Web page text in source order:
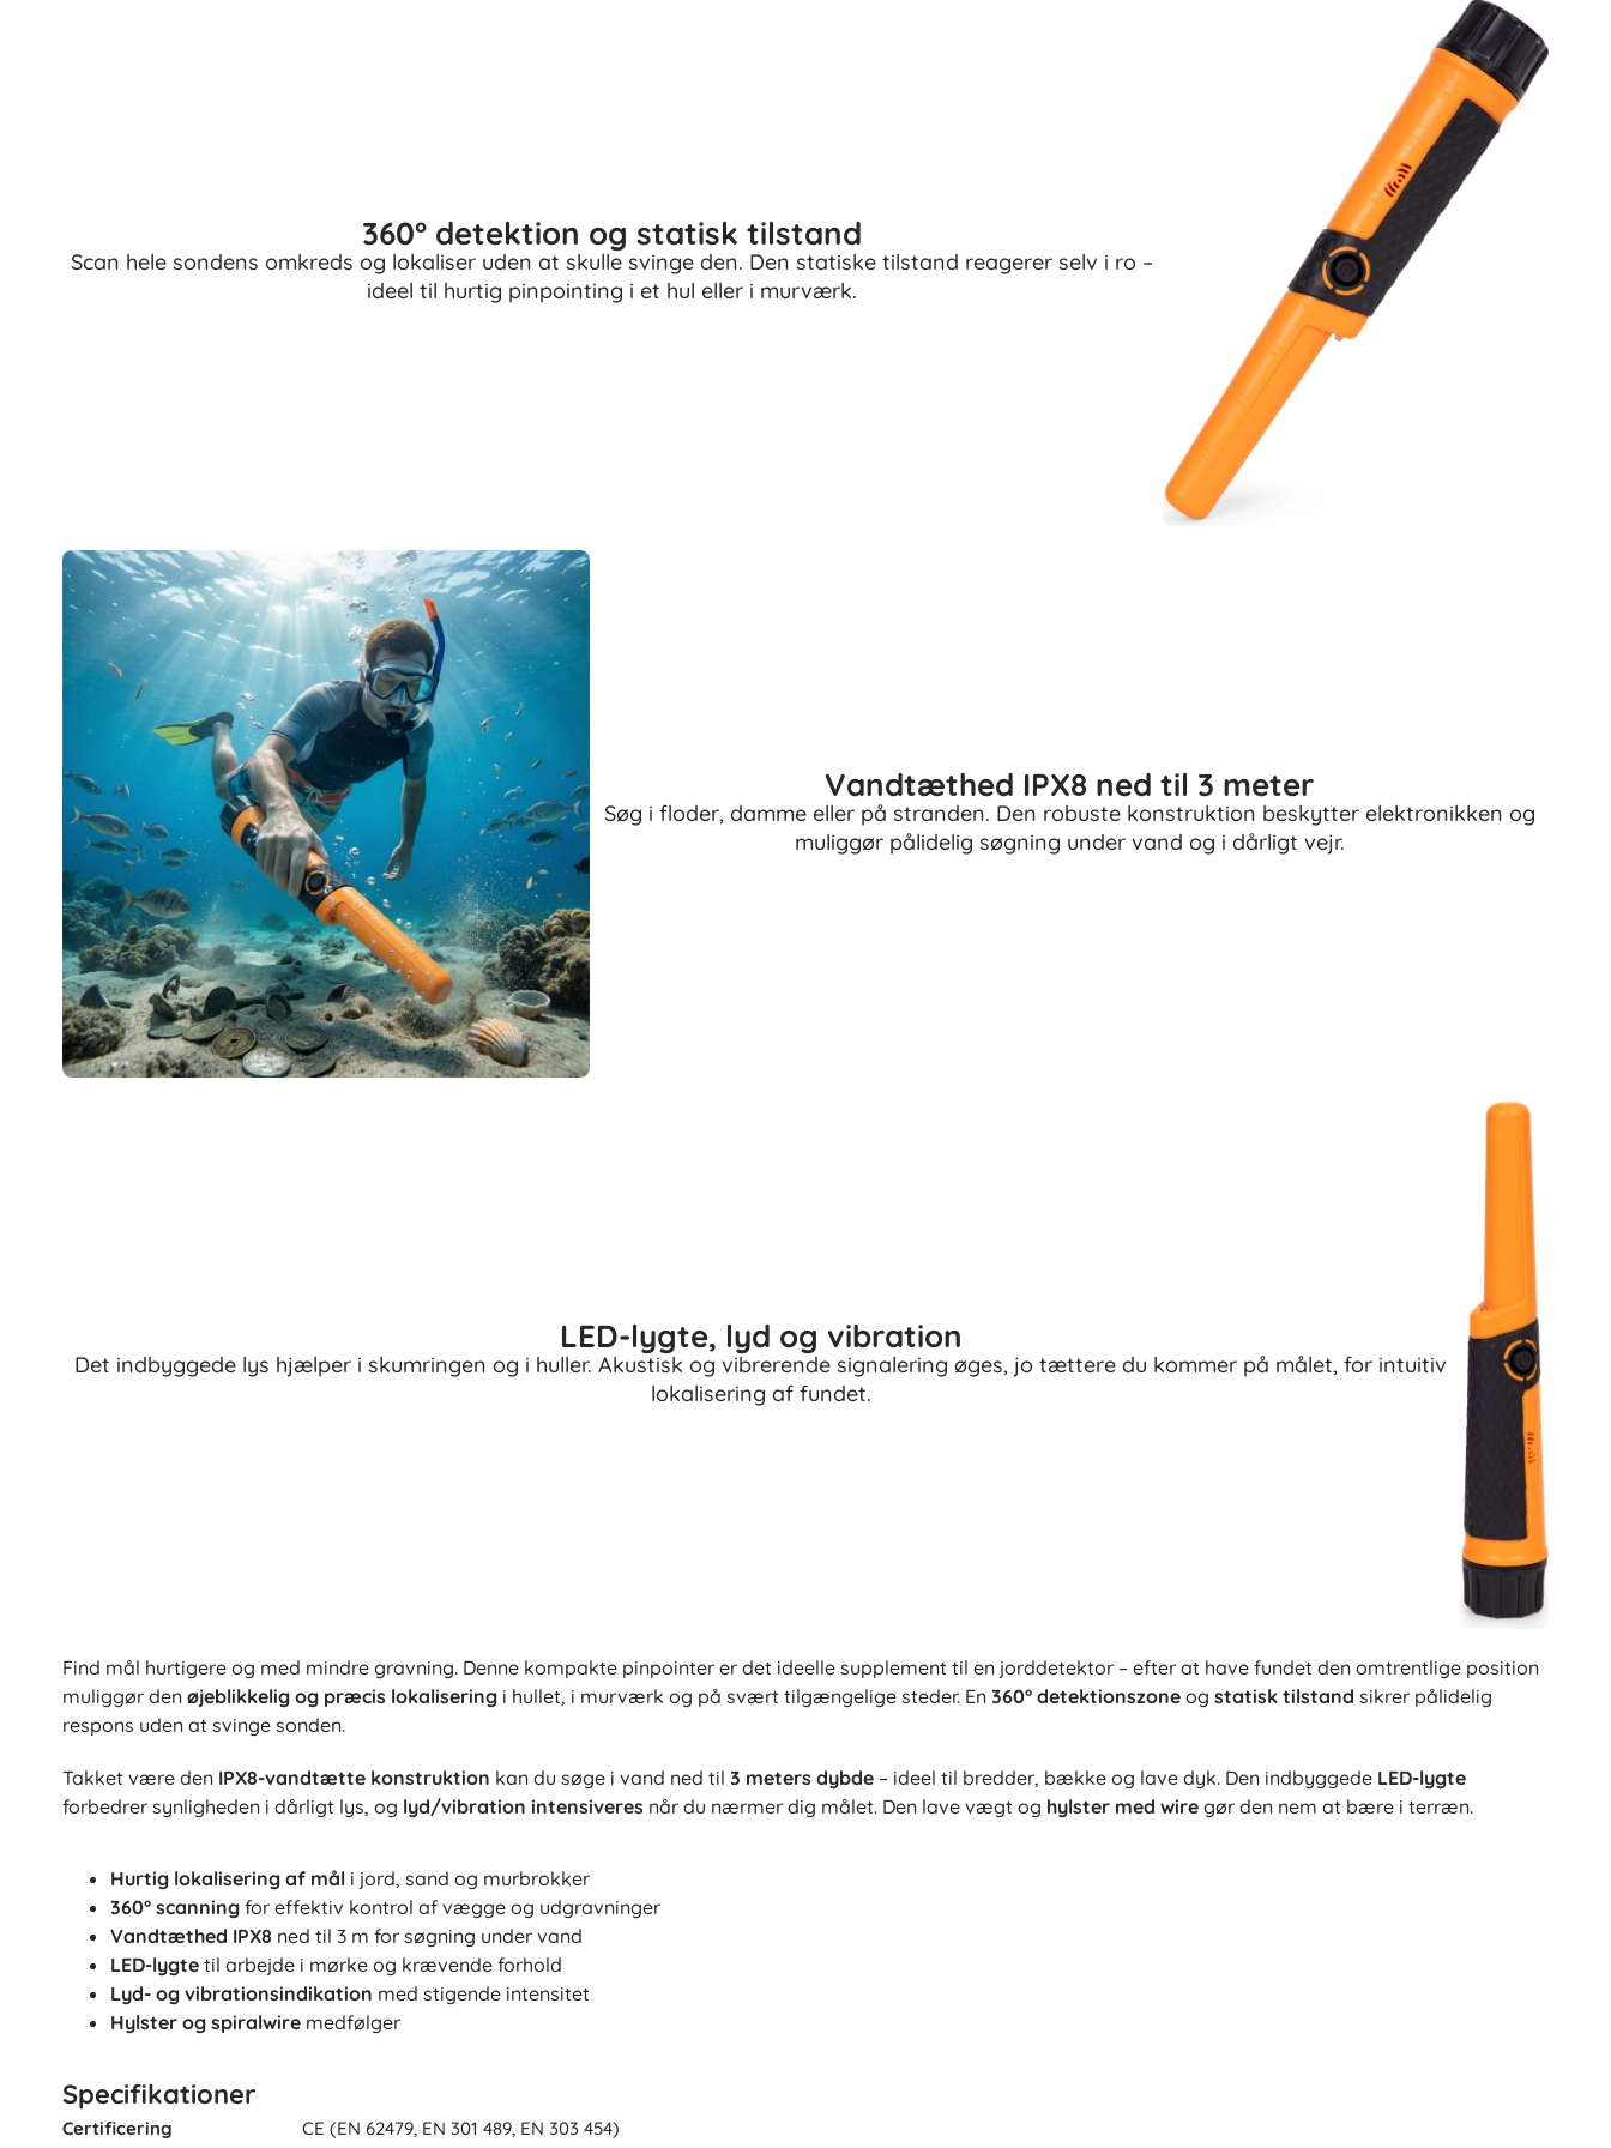
360° detektion og statisk tilstand
Scan hele sondens omkreds og lokaliser uden at skulle svinge den. Den statiske tilstand reagerer selv i ro –
ideel til hurtig pinpointing i et hul eller i murværk.
Vandtæthed IPX8 ned til 3 meter
Søg i floder, damme eller på stranden. Den robuste konstruktion beskytter elektronikken og
muliggør pålidelig søgning under vand og i dårligt vejr.
LED-lygte, lyd og vibration
Det indbyggede lys hjælper i skumringen og i huller. Akustisk og vibrerende signalering øges, jo tættere du kommer på målet, for intuitiv
lokalisering af fundet.
Find mål hurtigere og med mindre gravning. Denne kompakte pinpointer er det ideelle supplement til en jorddetektor – efter at have fundet den omtrentlige position
muliggør den øjeblikkelig og præcis lokalisering i hullet, i murværk og på svært tilgængelige steder. En 360° detektionszone og statisk tilstand sikrer pålidelig
respons uden at svinge sonden.
Takket være den IPX8-vandtætte konstruktion kan du søge i vand ned til 3 meters dybde – ideel til bredder, bække og lave dyk. Den indbyggede LED-lygte
forbedrer synligheden i dårligt lys, og lyd/vibration intensiveres når du nærmer dig målet. Den lave vægt og hylster med wire gør den nem at bære i terræn.
Hurtig lokalisering af mål i jord, sand og murbrokker
360° scanning for effektiv kontrol af vægge og udgravninger
Vandtæthed IPX8 ned til 3 m for søgning under vand
LED-lygte til arbejde i mørke og krævende forhold
Lyd- og vibrationsindikation med stigende intensitet
Hylster og spiralwire medfølger
Specifikationer
Certificering CE (EN 62479, EN 301 489, EN 303 454)